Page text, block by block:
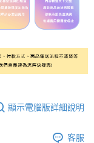
顯示電腦版詳細說明
客服